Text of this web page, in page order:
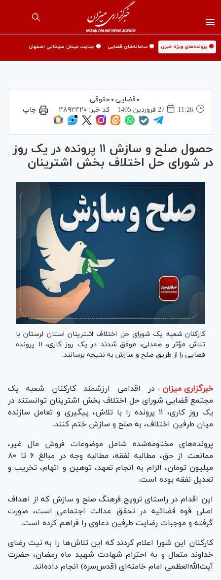
🟡 پرونده‌های ویژه خبری 🟡 سامانه‌های قضایی 🟡 جنایت میدان علیخانی اصفهان
قضایی حقوقی
11:26
27 فروردين 1405 کد خبر: ۴۸۹۲۴۲۰ چاپ
حصول صلح و سازش ۱۱ پرونده در یک روز
در شورای حل اختلاف بخش اشترینان
کارکنان شعبه یک شورای حل اختلاف اشترینان استان لرستان با
تلاش مؤثر و همدلی، موفق شدند در یک روز کاری، ۱۱ پرونده
قضایی را از طریق صلح و سازش به نتیجه برسانند.
خبرگزاری میزان - در اقدامی ارزشمند کارکنان شعبه یک
مجتمع قضایی شورای حل اختلاف بخش اشترینان توانستند در
یک روز کاری، ۱۱ پرونده را با تلاش، پیگیری و تعامل سازنده
میان طرفین اختلاف، به صلح و سازش ختم کنند.
پرونده‌های مختومه‌شده شامل موضوعات فروش مال غیر،
ممانعت از حق، مطالبه نفقه، مطالبه وجه در مبالغ ۶ تا ۸۰
میلیون تومان، الزام به انجام تعهد، توهین و اتهام، تخریب و
تعدیل نفقه بوده است.
این اقدام در راستای ترویج فرهنگ صلح و سازش که از اهداف
اصلی قوه قضائیه در تحقق عدالت اجتماعی است، صورت
گرفته و موجبات رضایت طرفین دعاوی را فراهم کرده است.
کارکنان این شورا اعلام کردند که این تلاش‌ها را به نیت رضای
خداوند متعال و به احترام شهادت شهید ماه رمضان، حضرت
آیت‌الله‌العظمی امام خامنه‌ای (قدس‌سره) انجام داده‌اند.